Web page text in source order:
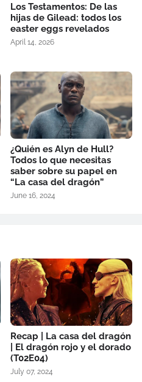
Los Testamentos: De las
hijas de Gilead: todos los
easter eggs revelados
April 14, 2026
¿Quién es Alyn de Hull?
Todos lo que necesitas
saber sobre su papel en
“La casa del dragón”
June 16, 2024
Recap | La casa del dragón
| El dragón rojo y el dorado
(T02E04)
July 07, 2024